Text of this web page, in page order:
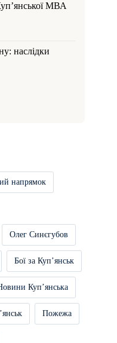
МВА
наслідки
напрямок
Олег Синєгубов
Бої за Купʼянськ
Купʼянська
Пожежа